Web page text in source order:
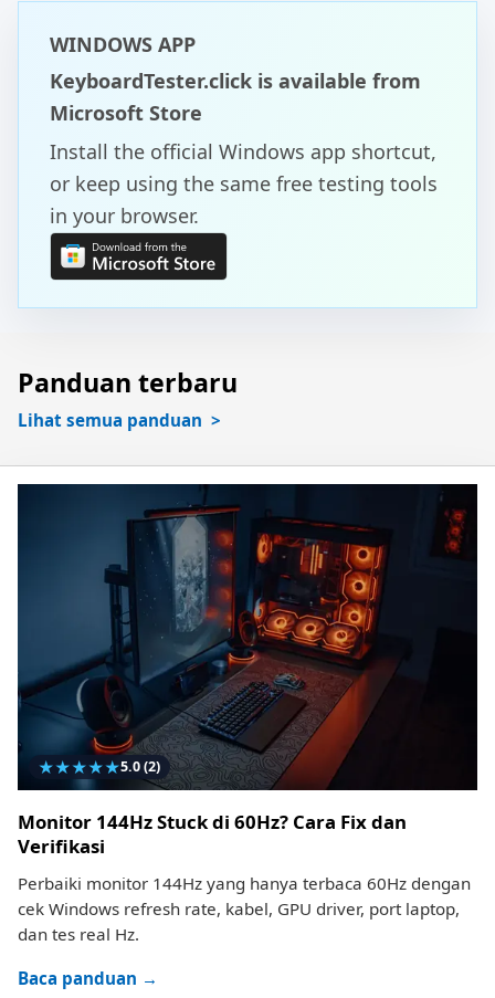
WINDOWS APP
KeyboardTester.click is available from
Microsoft Store
Install the official Windows app shortcut,
or keep using the same free testing tools
in your browser.
Panduan terbaru
Lihat semua panduan
★★★★★5.0(2)
Monitor 144Hz Stuck di 60Hz? Cara Fix dan
Verifikasi
Perbaiki monitor 144Hz yang hanya terbaca 60Hz dengan
cek Windows refresh rate, kabel, GPU driver, port laptop,
dan tes real Hz.
Baca panduan →